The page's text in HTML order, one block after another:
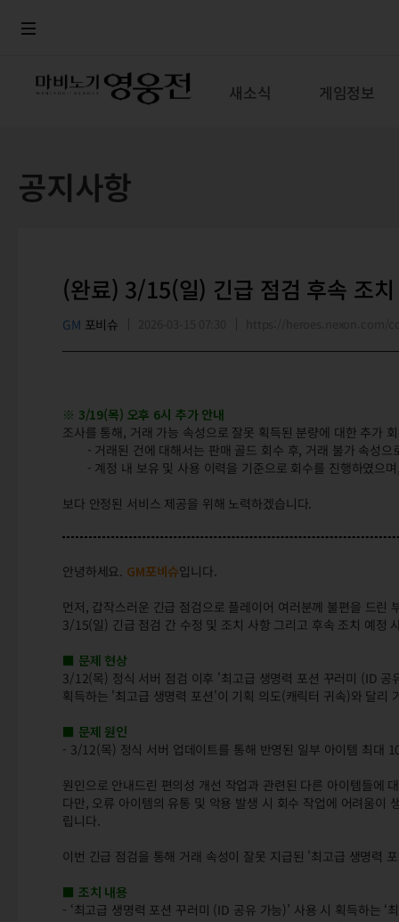
새소식 게임정보
공지사항
(완료) 3/15(일) 긴급 점검 후속 조
GM 포비슈
※ 3/19(목) 오후 6시 추가 안내
조사를 통해, 거래 가능 속성으로 잘못 획득된 분량에 대한 추가
- 거래된 건에 대해서는 판매 골드 회수 후, 거래 불가 속성으
- 계정 내 보유 및 사용 이력을 기준으로 회수를 진행하였으며
보다 안정된 서비스 제공을 위해 노력하겠습니다.
안녕하세요. GM포비슈입니다.
먼저, 갑작스러운 긴급 점검으로 플레이어 여러분께 불편을 드린
3/15(일) 긴급 점검 간 수정 및 조치 사항 그리고 후속 조치 예정
■ 문제 현상
3/12(목) 정식 서버 점검 이후 '최고급 생명력 포션 꾸러미 (ID 공
획득하는 '최고급 생명력 포션'이 기획 의도(캐릭터 귀속)와 달리
■ 문제 원인
- 3/12(목) 정식 서버 업데이트를 통해 반영된 일부 아이템 최대
원인으로 안내드린 편의성 개선 작업과 관련된 다른 아이템들에
다만, 오류 아이템의 유통 및 악용 발생 시 회수 작업에 어려움이
립니다.
이번 긴급 점검을 통해 거래 속성이 잘못 지급된 '최고급 생명력
■ 조치 내용
- ‘최고급 생명력 포션 꾸러미 (ID 공유 가능)’ 사용 시 획득하는